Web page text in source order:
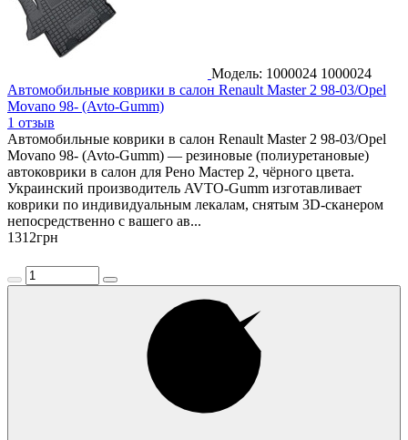
Модель: 1000024 1000024
Автомобильные коврики в салон Renault Master 2 98-03/Opel
Movano 98- (Avto-Gumm)
1 отзыв
Автомобильные коврики в салон Renault Master 2 98-03/Opel
Movano 98- (Avto-Gumm) — резиновые (полиуретановые)
автоковрики в салон для Рено Мастер 2, чёрного цвета.
Украинский производитель AVTO-Gumm изготавливает
коврики по индивидуальным лекалам, снятым 3D-сканером
непосредственно с вашего ав...
1312грн